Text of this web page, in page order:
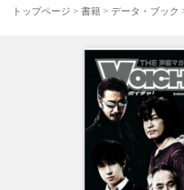
トップページ > 書籍 > データ・ブック